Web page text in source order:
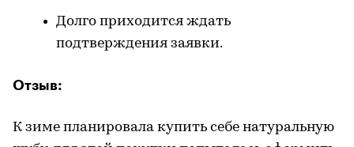
Долго приходится ждать
подтверждения заявки.
Отзыв:
К зиме планировала купить себе натуральную